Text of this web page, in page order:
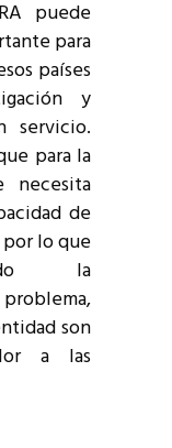
puede
para
países
y
servicio.
para la
necesita
de
lo que
la
son
a las